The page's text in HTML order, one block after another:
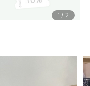
1 / 2